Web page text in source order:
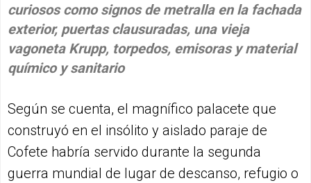
curiosos como signos de metralla en la fachada
exterior, puertas clausuradas, una vieja
vagoneta Krupp, torpedos, emisoras y material
químico y sanitario
Según se cuenta, el magnífico palacete que
construyó en el insólito y aislado paraje de
Cofete habría servido durante la segunda
guerra mundial de lugar de descanso, refugio o